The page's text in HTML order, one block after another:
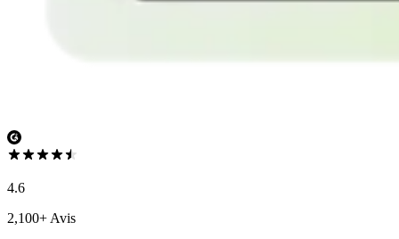
4.6
2,100+ Avis